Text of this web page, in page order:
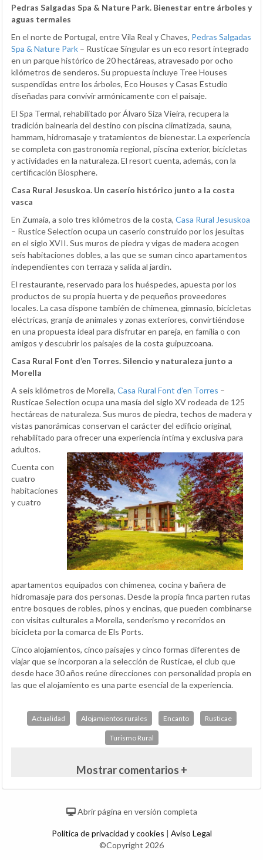
Pedras Salgadas Spa & Nature Park. Bienestar entre árboles y
aguas termales
En el norte de Portugal, entre Vila Real y Chaves, Pedras Salgadas
Spa & Nature Park – Rusticae Singular es un eco resort integrado
en un parque histórico de 20 hectáreas, atravesado por ocho
kilómetros de senderos. Su propuesta incluye Tree Houses
suspendidas entre los árboles, Eco Houses y Casas Estudio
diseñadas para convivir armónicamente con el paisaje.
El Spa Termal, rehabilitado por Álvaro Siza Vieira, recupera la
tradición balnearia del destino con piscina climatizada, sauna,
hammam, hidromasaje y tratamientos de bienestar. La experiencia
se completa con gastronomía regional, piscina exterior, bicicletas
y actividades en la naturaleza. El resort cuenta, además, con la
certificación Biosphere.
Casa Rural Jesuskoa. Un caserío histórico junto a la costa
vasca
En Zumaia, a solo tres kilómetros de la costa, Casa Rural Jesuskoa
– Rustice Selection ocupa un caserío construido por los jesuitas
en el siglo XVII. Sus muros de piedra y vigas de madera acogen
seis habitaciones dobles, a las que se suman cinco apartamentos
independientes con terraza y salida al jardín.
El restaurante, reservado para los huéspedes, apuesta por los
productos de su propia huerta y de pequeños proveedores
locales. La casa dispone también de chimenea, gimnasio, bicicletas
eléctricas, granja de animales y zonas exteriores, convirtiéndose
en una propuesta ideal para disfrutar en pareja, en familia o con
amigos y descubrir los paisajes de la costa guipuzcoana.
Casa Rural Font d’en Torres. Silencio y naturaleza junto a
Morella
A seis kilómetros de Morella, Casa Rural Font d’en Torres –
Rusticae Selection ocupa una masía del siglo XV rodeada de 125
hectáreas de naturaleza. Sus muros de piedra, techos de madera y
vistas panorámicas conservan el carácter del edificio original,
rehabilitado para ofrecer una experiencia íntima y exclusiva para
adultos.
Cuenta con
cuatro
habitaciones
y cuatro
apartamentos equipados con chimenea, cocina y bañera de
hidromasaje para dos personas. Desde la propia finca parten rutas
entre bosques de robles, pinos y encinas, que pueden combinarse
con visitas culturales a Morella, senderismo y recorridos en
bicicleta por la comarca de Els Ports.
Cinco alojamientos, cinco paisajes y cinco formas diferentes de
viajar que se incorporan a la selección de Rusticae, el club que
desde hace 30 años reúne direcciones con personalidad propia en
las que el alojamiento es una parte esencial de la experiencia.
Actualidad Alojamientos rurales Encanto Rusticae
Turismo Rural
Mostrar comentarios +
Abrir página en versión completa
Política de privacidad y cookies | Aviso Legal
©Copyright 2026